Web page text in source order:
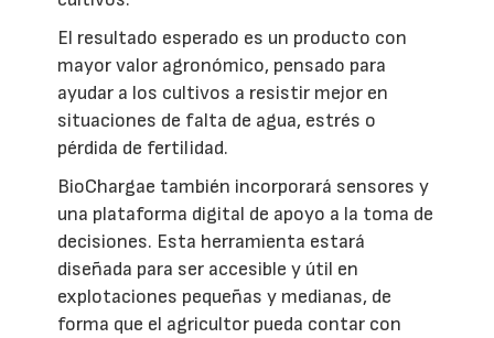
El resultado esperado es un producto con
mayor valor agronómico, pensado para
ayudar a los cultivos a resistir mejor en
situaciones de falta de agua, estrés o
pérdida de fertilidad.
BioChargae también incorporará sensores y
una plataforma digital de apoyo a la toma de
decisiones. Esta herramienta estará
diseñada para ser accesible y útil en
explotaciones pequeñas y medianas, de
forma que el agricultor pueda contar con